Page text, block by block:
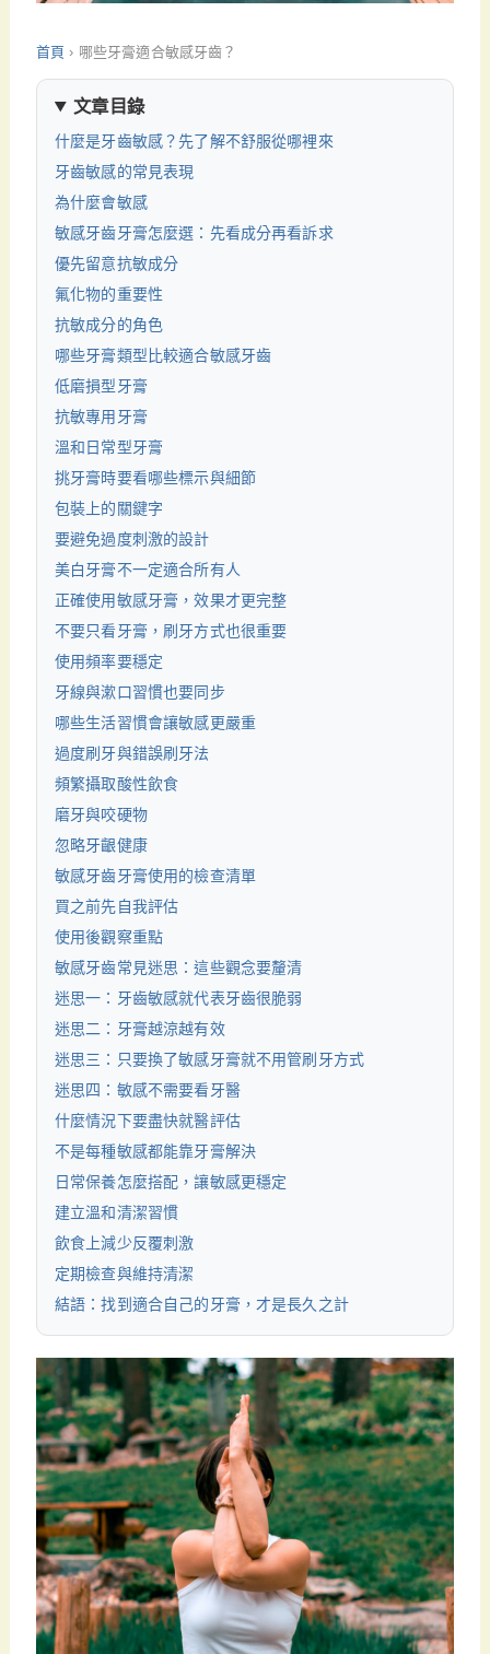
首頁 › 哪些牙膏適合敏感牙齒？
文章目錄
什麼是牙齒敏感？先了解不舒服從哪裡來
牙齒敏感的常見表現
為什麼會敏感
敏感牙齒牙膏怎麼選：先看成分再看訴求
優先留意抗敏成分
氟化物的重要性
抗敏成分的角色
哪些牙膏類型比較適合敏感牙齒
低磨損型牙膏
抗敏專用牙膏
溫和日常型牙膏
挑牙膏時要看哪些標示與細節
包裝上的關鍵字
要避免過度刺激的設計
美白牙膏不一定適合所有人
正確使用敏感牙膏，效果才更完整
不要只看牙膏，刷牙方式也很重要
使用頻率要穩定
牙線與漱口習慣也要同步
哪些生活習慣會讓敏感更嚴重
過度刷牙與錯誤刷牙法
頻繁攝取酸性飲食
磨牙與咬硬物
忽略牙齦健康
敏感牙齒牙膏使用的檢查清單
買之前先自我評估
使用後觀察重點
敏感牙齒常見迷思：這些觀念要釐清
迷思一：牙齒敏感就代表牙齒很脆弱
迷思二：牙膏越涼越有效
迷思三：只要換了敏感牙膏就不用管刷牙方式
迷思四：敏感不需要看牙醫
什麼情況下要盡快就醫評估
不是每種敏感都能靠牙膏解決
日常保養怎麼搭配，讓敏感更穩定
建立溫和清潔習慣
飲食上減少反覆刺激
定期檢查與維持清潔
結語：找到適合自己的牙膏，才是長久之計